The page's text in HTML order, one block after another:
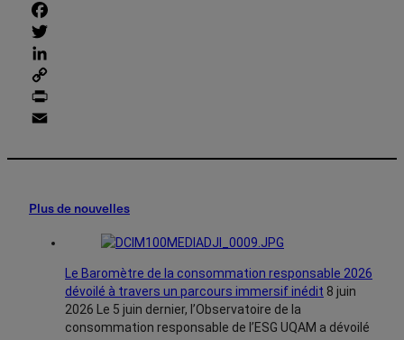
Facebook
Twitter
LinkedIn
Copy
Link
Print
Plus de nouvelles
Le Baromètre de la consommation responsable 2026
dévoilé à travers un parcours immersif inédit 8 juin
2026
Le 5 juin dernier, l’Observatoire de la
consommation responsable de l’ESG UQAM a dévoilé